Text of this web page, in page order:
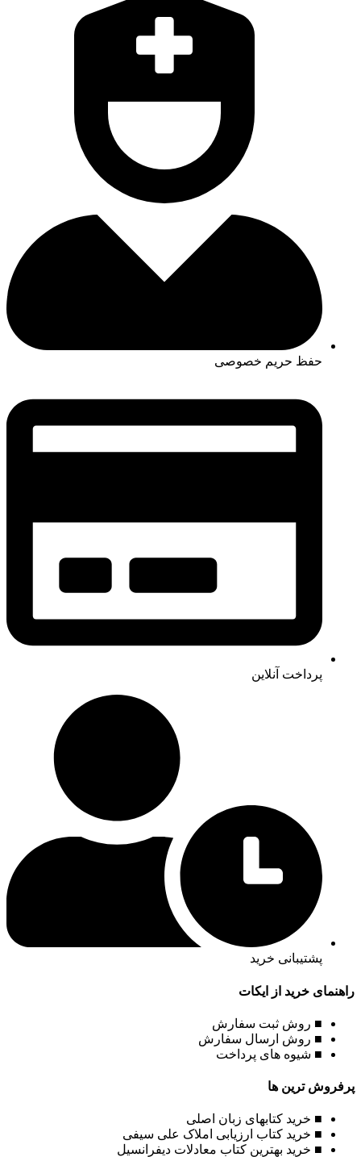
حفظ حریم خصوصی
پرداخت آنلاین
پشتیبانی خرید
راهنمای خرید از ایکات
■ روش ثبت سفارش
■ روش ارسال سفارش
■ شیوه های پرداخت
پرفروش ترین ها
■ خرید کتابهای زبان اصلی
■ خرید کتاب ارزیابی املاک علی سیفی
■ خرید بهترین کتاب معادلات دیفرانسیل